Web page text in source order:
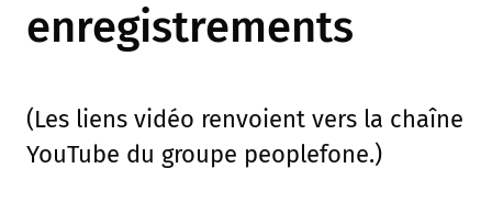
enregistrements
(Les liens vidéo renvoient vers la chaîne
YouTube du groupe peoplefone.)